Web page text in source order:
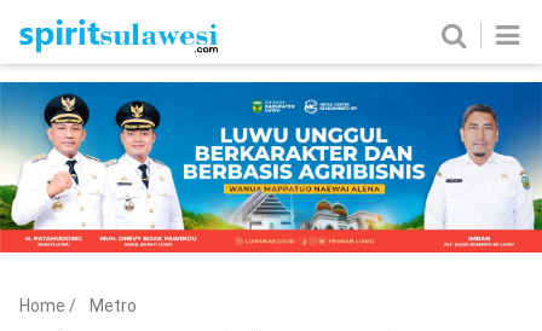
Home News
Metro Nasional
Politik Hukum & Kriminal
Home / Metro